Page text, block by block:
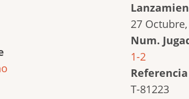
27
Num.
1-2
Referencia
T-81223